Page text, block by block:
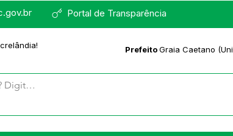
Portal de Transparência
PrefeitoGraia Caetano